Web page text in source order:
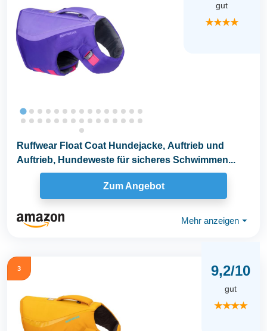
gut
★★★★
Ruffwear Float Coat Hundejacke, Auftrieb und
Auftrieb, Hundeweste für sicheres Schwimmen...
Zum Angebot
Mehr anzeigen ⏷
3 9,2/10
gut
★★★★